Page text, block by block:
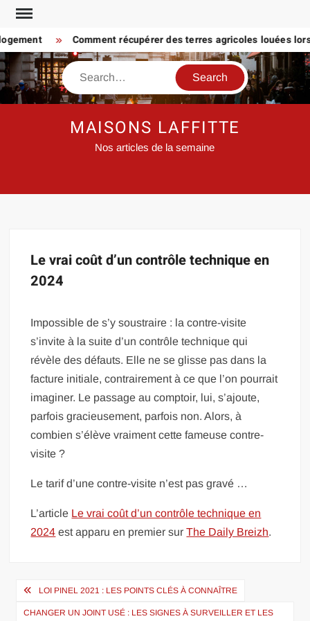
Skip
content
Comment récupérer des terres agricoles louées
Search
MAISONS LAFFITTE
Nos articles de la semaine
Le vrai coût d’un contrôle technique en
2024
Impossible de s’y soustraire : la contre-visite
s’invite à la suite d’un contrôle technique qui
révèle des défauts. Elle ne se glisse pas dans la
facture initiale, contrairement à ce que l’on pourrait
imaginer. Le passage au comptoir, lui, s’ajoute,
parfois gracieusement, parfois non. Alors, à
combien s’élève vraiment cette fameuse contre-
visite ?
Le tarif d’une contre-visite n’est pas gravé …
L’article Le vrai coût d’un contrôle technique en
2024 est apparu en premier surThe Daily Breizh.
Navigation
de
LOI PINEL 2021 : LES POINTS CLÉS À CONNAÎTRE
CHANGER UN JOINT USÉ : LES SIGNES À SURVEILLER ET LES